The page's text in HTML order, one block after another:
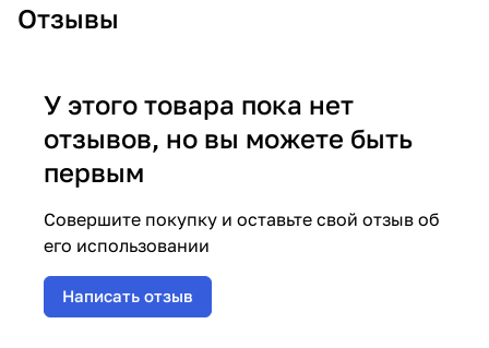
Отзывы
У этого товара пока нет
отзывов, но вы можете быть
первым
Совершите покупку и оставьте свой отзыв об
его использовании
Написать отзыв